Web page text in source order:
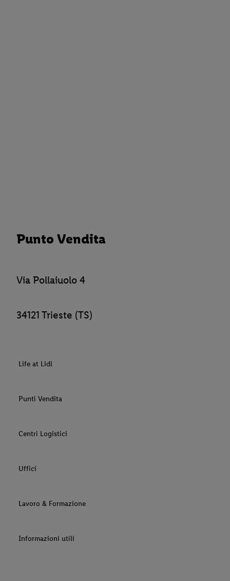
Punto Vendita
Via Pollaiuolo 4
34121 Trieste (TS)
Life at Lidl
Punti Vendita
Centri Logistici
Uffici
Lavoro & Formazione
Informazioni utili